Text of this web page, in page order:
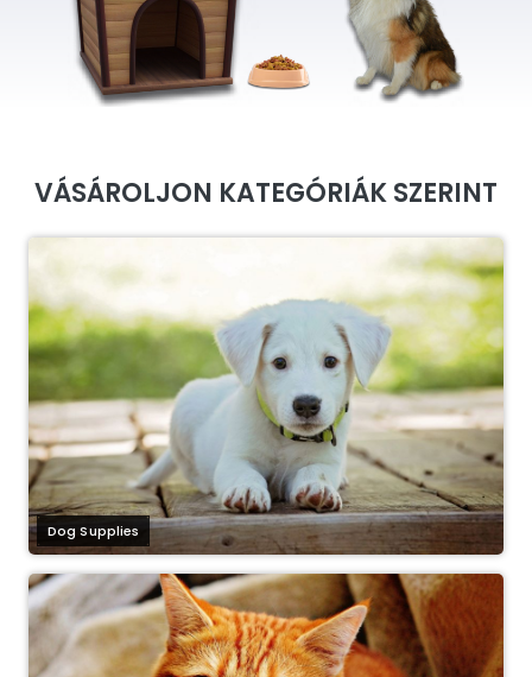
VÁSÁROLJON KATEGÓRIÁK SZERINT
Dog Supplies